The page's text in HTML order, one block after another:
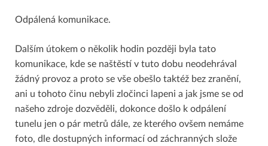
Odpálená komunikace.
Dalším útokem o několik hodin později byla tato
komunikace, kde se naštěstí v tuto dobu neodehrával
žádný provoz a proto se vše obešlo taktéž bez zranění,
ani u tohoto činu nebyli zločinci lapeni a jak jsme se od
našeho zdroje dozvěděli, dokonce došlo k odpálení
tunelu jen o pár metrů dále, ze kterého ovšem nemáme
foto, dle dostupných informací od záchranných slože